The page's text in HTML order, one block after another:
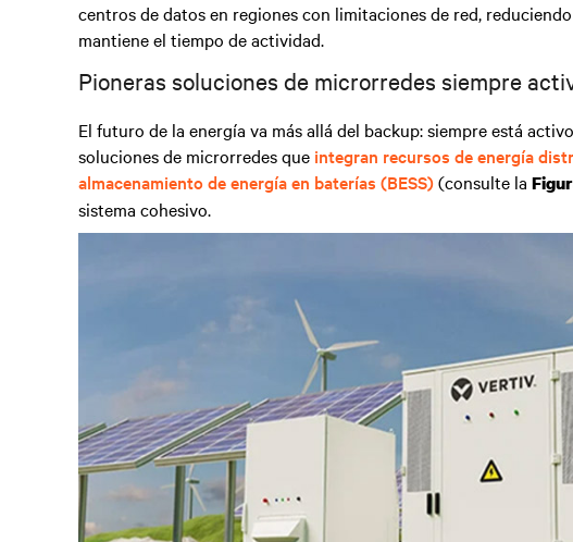
centros de datos en regiones con limitaciones de red, reduciendo
mantiene el tiempo de actividad.
Pioneras soluciones de microrredes siempre
El futuro de la energía va más allá del backup: siempre está
soluciones de microrredes que integran recursos de energía
almacenamiento de energía en baterías (BESS)(consulte la
sistema cohesivo.